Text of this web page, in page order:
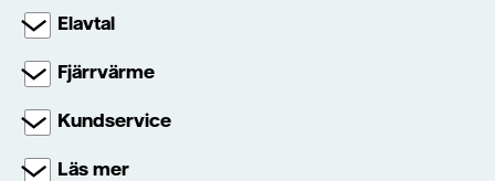
Elavtal
Fjärrvärme
Kundservice
Läs mer